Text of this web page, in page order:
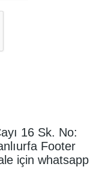
16 Sk. No:
Footer
için whatsapp